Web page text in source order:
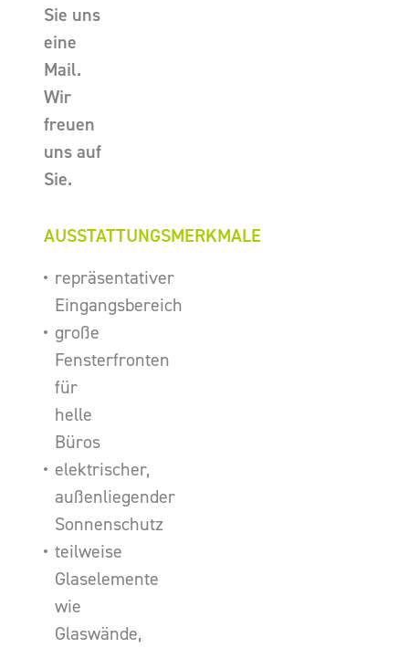
Sie uns
eine
Mail.
Wir
freuen
uns auf
Sie.
AUSSTATTUNGSMERKMALE
repräsentativer
Eingangsbereich
große
Fensterfronten
für
helle
Büros
elektrischer,
außenliegender
Sonnenschutz
teilweise
Glaselemente
wie
Glaswände,